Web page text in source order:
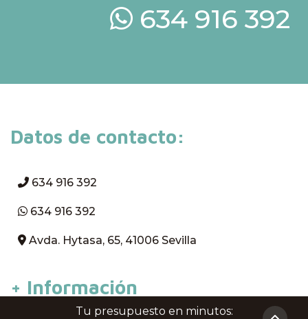
634 916 392
Datos de contacto:
634 916 392
634 916 392
Avda. Hytasa, 65, 41006 Sevilla
+ Información
Tu presupuesto en minutos: